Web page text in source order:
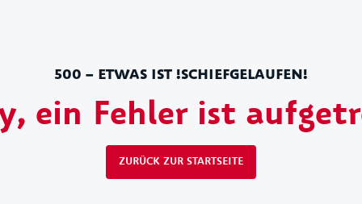
500 – ETWAS IST !SCHIEFGELAUFEN!
ein Fehler ist
ZURÜCK ZUR STARTSEITE